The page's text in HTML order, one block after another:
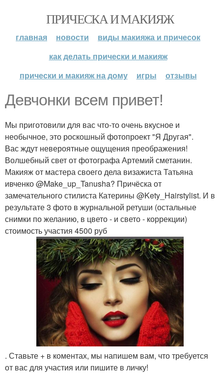
ПРИЧЕСКА И МАКИЯЖ
главная новости
виды макияжа и причесок
как делать прически и макияж
прически и макияж на дому
игры отзывы
Девчонки всем привет!
Мы приготовили для вас что-то очень вкусное и
необычное, это роскошный фотопроект "Я Другая".
Вас ждут невероятные ощущения преображения!
Волшебный свет от фотографа Артемий сметанин.
Макияж от мастера своего дела визажиста Татьяна
ивченко @Make_up_Tanusha? Причёска от
замечательного стилиста Катерины @Kety_Hairstylist. И в
результате 3 фото в журнальной ретуши (остальные
снимки по желанию, в цвето - и свето - коррекции)
стоимость участия 4500 руб
. Ставьте + в коментах, мы напишем вам, что требуется
от вас для участия или пишите в личку!